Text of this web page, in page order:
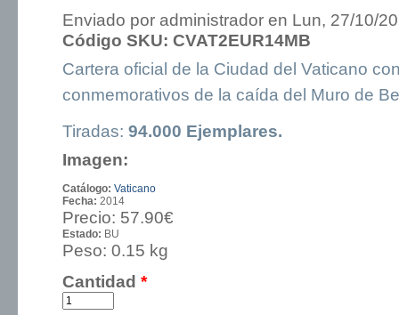
Enviado por administrador en Lun, 27/10/
Código SKU: CVAT2EUR14MB
Cartera oficial de la Ciudad del Vaticano
conmemorativos de la caída del Muro de
Tiradas: 94.000 Ejemplares.
Imagen:
Catálogo: Vaticano
Fecha: 2014
Precio: 57.90€
Estado: BU
Peso: 0.15 kg
Cantidad *